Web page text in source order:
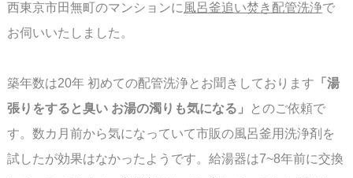
西東京市田無町のマンションに 風呂釜追い焚き配管洗浄で
お伺いいたしました。
築年数は20年 初めての配管洗浄とお聞きしております 「湯
張りをすると臭い お湯の濁りも気になる」
とのご依頼で
す。数カ月前から気になっていて市販の風呂釜用洗浄剤を
試したが効果はなかったようです。 給湯器は7~8年前に交換